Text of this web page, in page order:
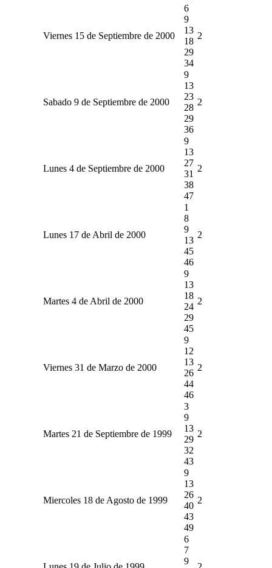
Viernes 15 de Septiembre de 2000
6
9
13
18
29
34
2
Sabado 9 de Septiembre de 2000
9
13
23
28
29
36
2
Lunes 4 de Septiembre de 2000
9
13
27
31
38
47
2
Lunes 17 de Abril de 2000
1
8
9
13
45
46
2
Martes 4 de Abril de 2000
9
13
18
24
29
45
2
Viernes 31 de Marzo de 2000
9
12
13
26
44
46
2
Martes 21 de Septiembre de 1999
3
9
13
29
32
43
2
Miercoles 18 de Agosto de 1999
9
13
26
40
43
49
2
6
7
9